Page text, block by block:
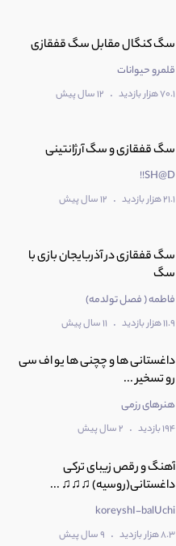
سگ کنگال مقابل سگ قفقازی
قلمرو حیوانات
70.1 هزار بازدید . 12 سال پیش
سگ قفقازی و سگ آرژانتینی
SH@D!!
21.1 هزار بازدید . 12 سال پیش
سگ قفقازی در آذربایجان بازی با
سگ
فاطمه ( فصل تولدمه)
11.9 هزار بازدید . 11 سال پیش
داغستانی ها و چچنی ها یو اف سی
رو تسخیر ...
هنرهای رزمی
194 بازدید . 2 سال پیش
آهنگ و رقص زیبای ترکی
داغستانی(روسیه) ♫♫♫ ...
koreyshI-balUchi
8.3 هزار بازدید . 9 سال پیش